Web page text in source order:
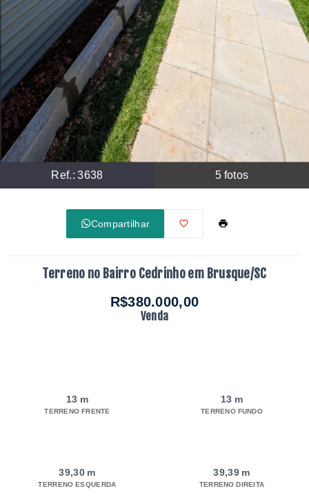
Ref.:3638 5 fotos
Compartilhar
Terreno no Bairro Cedrinho em Brusque/SC
R$380.000,00
Venda
13 m
TERRENO FRENTE
13 m
TERRENO FUNDO
39,30 m
TERRENO ESQUERDA
39,39 m
TERRENO DIREITA